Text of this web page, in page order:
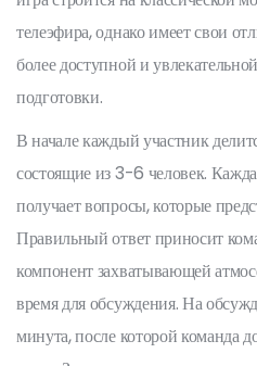
телеэфира, однако имеет свои
более доступной и
подготовки.
В начале каждый участник
состоящие из 3-6 человек.
получает вопросы, которые
Правильный ответ приносит
компонент захватывающей
время для обсуждения. На
минута, после которой команда